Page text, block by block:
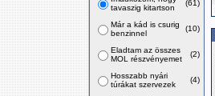
tavaszig kitartson
(61)
Már a kád is csurig
benzinnel
(10)
Eladtam az összes
MOL részvényemet
(2)
Hosszabb nyári
túrákat szervezek
(4)